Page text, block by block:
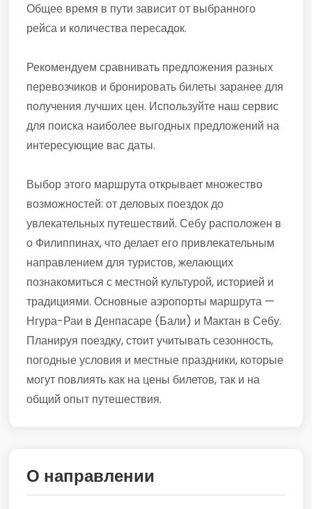
Общее время в пути зависит от выбранного
рейса и количества пересадок.
Рекомендуем сравнивать предложения разных
перевозчиков и бронировать билеты заранее для
получения лучших цен. Используйте наш сервис
для поиска наиболее выгодных предложений на
интересующие вас даты.
Выбор этого маршрута открывает множество
возможностей: от деловых поездок до
увлекательных путешествий. Себу расположен в
о Филиппинах, что делает его привлекательным
направлением для туристов, желающих
познакомиться с местной культурой, историей и
традициями. Основные аэропорты маршрута —
Нгура-Раи в Денпасаре (Бали) и Мактан в Себу.
Планируя поездку, стоит учитывать сезонность,
погодные условия и местные праздники, которые
могут повлиять как на цены билетов, так и на
общий опыт путешествия.
О направлении